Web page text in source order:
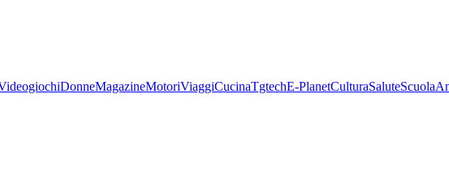
DonneMagazineMotoriViaggiCucinaTgtechE-PlanetCulturaSaluteScuola